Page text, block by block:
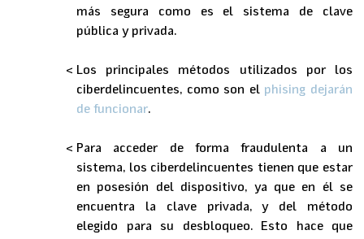
más segura como es el sistema de clave
pública y privada.
Los principales métodos utilizados por los
ciberdelincuentes, como son el phising dejarán
de funcionar.
Para acceder de forma fraudulenta a un
sistema, los ciberdelincuentes tienen que estar
en posesión del dispositivo, ya que en él se
encuentra la clave privada, y del método
elegido para su desbloqueo. Esto hace que